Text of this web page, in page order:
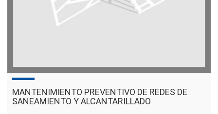
MANTENIMIENTO PREVENTIVO DE REDES DE
SANEAMIENTO Y ALCANTARILLADO